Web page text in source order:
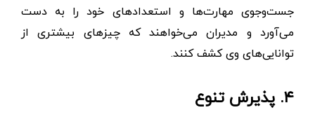
جست‌وجوی مهارت‌ها و استعدادهای خود را به دست
می‌آورد و مدیران می‌خواهند که چیزهای بیشتری از
توانایی‌های وی کشف کنند.
۴. پذیرش تنوع